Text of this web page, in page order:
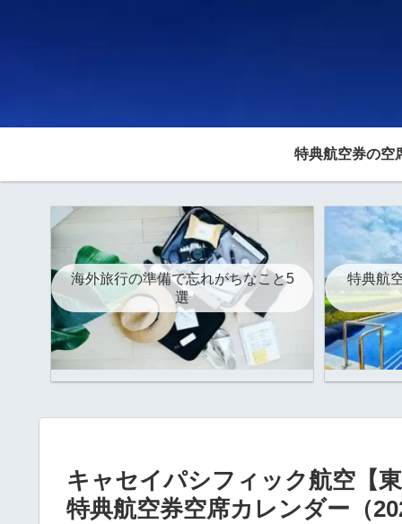
特典航空券の空
海外旅行の準備で忘れがちなこと5
選
特典航
キャセイパシフィック航空【
特典航空券空席カレンダー（